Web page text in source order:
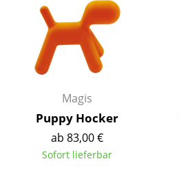
Spiegel
Figuren & Miniaturen
Vasen
Tabletts
Büroutensilien
Aufbewahrungsboxen
Magis
Puppy Hocker
ab 83,00 €
Sofort lieferbar